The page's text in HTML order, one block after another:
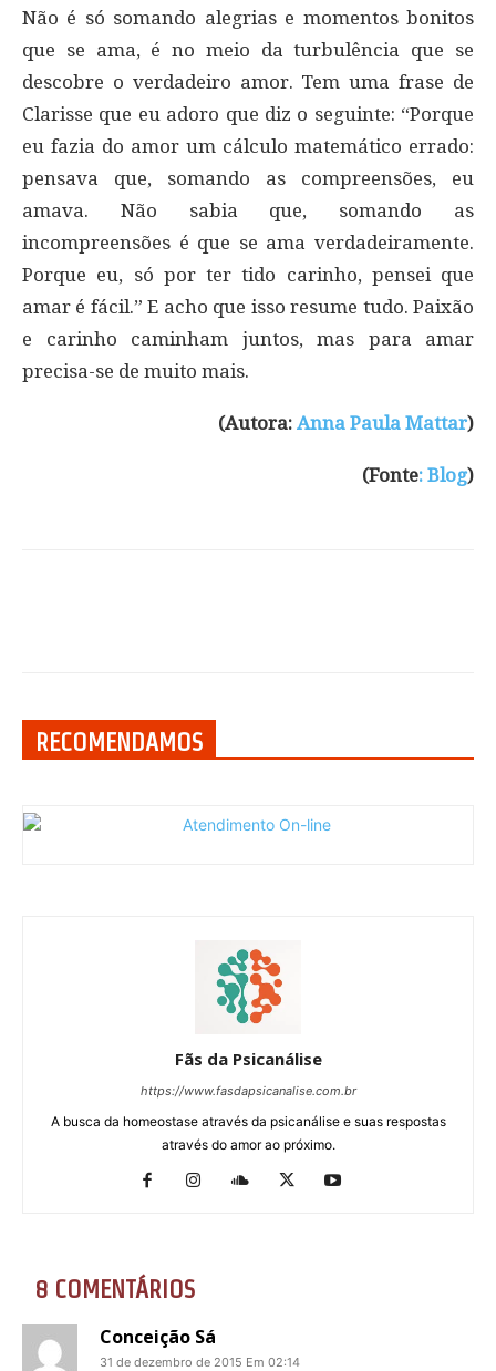
Não é só somando alegrias e momentos bonitos
que se ama, é no meio da turbulência que se
descobre o verdadeiro amor. Tem uma frase de
Clarisse que eu adoro que diz o seguinte: “Porque
eu fazia do amor um cálculo matemático errado:
pensava que, somando as compreensões, eu
amava. Não sabia que, somando as
incompreensões é que se ama verdadeiramente.
Porque eu, só por ter tido carinho, pensei que
amar é fácil.” E acho que isso resume tudo. Paixão
e carinho caminham juntos, mas para amar
precisa-se de muito mais.
(Autora: Anna Paula Mattar)
(Fonte: Blog)
RECOMENDAMOS
Fãs da Psicanálise
https://www.fasdapsicanalise.com.br
A busca da homeostase através da psicanálise e suas respostas
através do amor ao próximo.
8 COMENTÁRIOS
Conceição Sá
31 de dezembro de 2015 Em 02:14